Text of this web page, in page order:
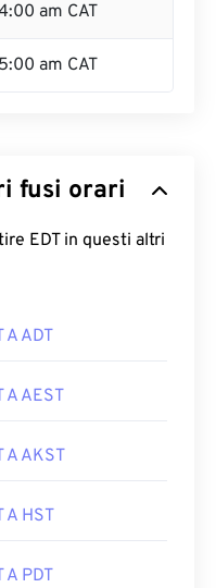
am CAT
am CAT
fusi orari
EDT in questi altri
A ADT
A AEST
A AKST
A HST
A PDT